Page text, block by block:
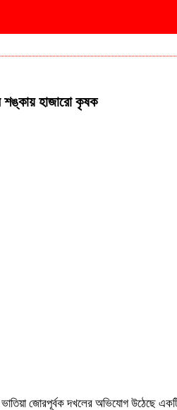
শঙ্কায় হাজারো কৃষক
ভাতিয়া জোরপূর্বক দখলের অভিযোগ